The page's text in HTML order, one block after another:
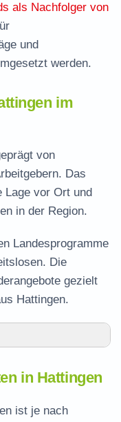
als Nachfolger von
und
werden.
im
von
Das
Lage vor Ort und
in der Region.
Landesprogramme
Die
gezielt
Hattingen.
in Hattingen
beantragen
in Hattingen
ist je nach